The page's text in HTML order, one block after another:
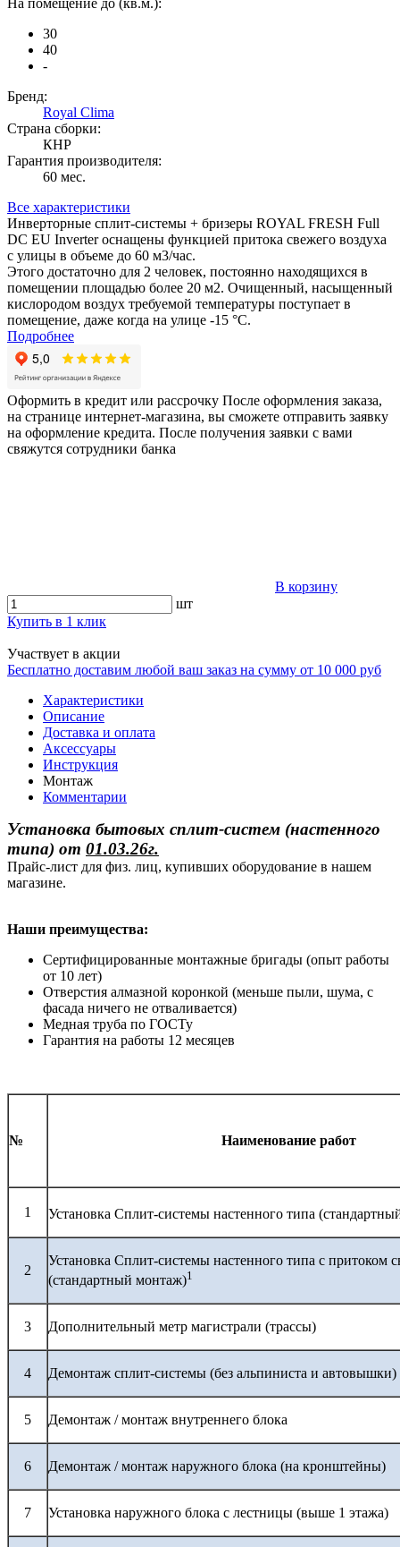
На помещение до (кв.м.):
30
40
-
Бренд:
Royal Clima
Страна сборки:
КНР
Гарантия производителя:
60 мес.
Все характеристики
Инверторные сплит-системы + бризеры ROYAL FRESH Full
DC EU Inverter оснащены функцией притока свежего воздуха
с улицы в объеме до 60 м3/час.
Этого достаточно для 2 человек, постоянно находящихся в
помещении площадью более 20 м2. Очищенный, насыщенный
кислородом воздух требуемой температуры поступает в
помещение, даже когда на улице -15 °С.
Подробнее
Оформить в кредит или рассрочку После оформления заказа,
на странице интернет-магазина, вы сможете отправить заявку
на оформление кредита. После получения заявки с вами
свяжутся сотрудники банка
В корзину
шт
Купить в 1 клик
Участвует в акции
Бесплатно доставим любой ваш заказ на сумму от 10 000 руб
Характеристики
Описание
Доставка и оплата
Аксессуары
Инструкция
Монтаж
Комментарии
Установка бытовых сплит-систем (настенного
типа) от 01.03.26г.
Прайс-лист для физ. лиц, купивших оборудование в нашем
магазине.
Наши преимущества:
Сертифицированные монтажные бригады (опыт работы
от 10 лет)
Отверстия алмазной коронкой (меньше пыли, шума, с
фасада ничего не отваливается)
Медная труба по ГОСТу
Гарантия на работы 12 месяцев
№ Наименование работ
1 Установка Сплит-системы настенного типа
2
Установка Сплит-системы настенного типа с притоком
(стандартный монтаж)1
3 Дополнительный метр магистрали (трассы)
4 Демонтаж сплит-системы (без альпиниста и автовышки)
5 Демонтаж / монтаж внутреннего блока
6 Демонтаж / монтаж наружного блока (на кронштейны)
7 Установка наружного блока с лестницы (выше 1 этажа)